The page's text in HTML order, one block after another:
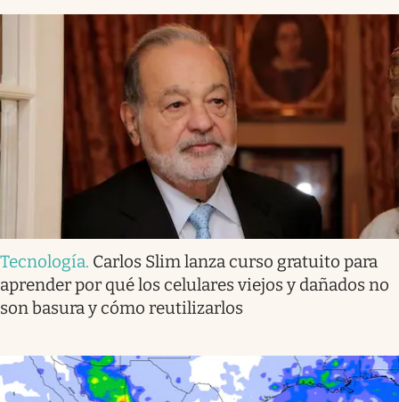
Tecnología. Carlos Slim lanza curso gratuito para
aprender por qué los celulares viejos y dañados no
son basura y cómo reutilizarlos